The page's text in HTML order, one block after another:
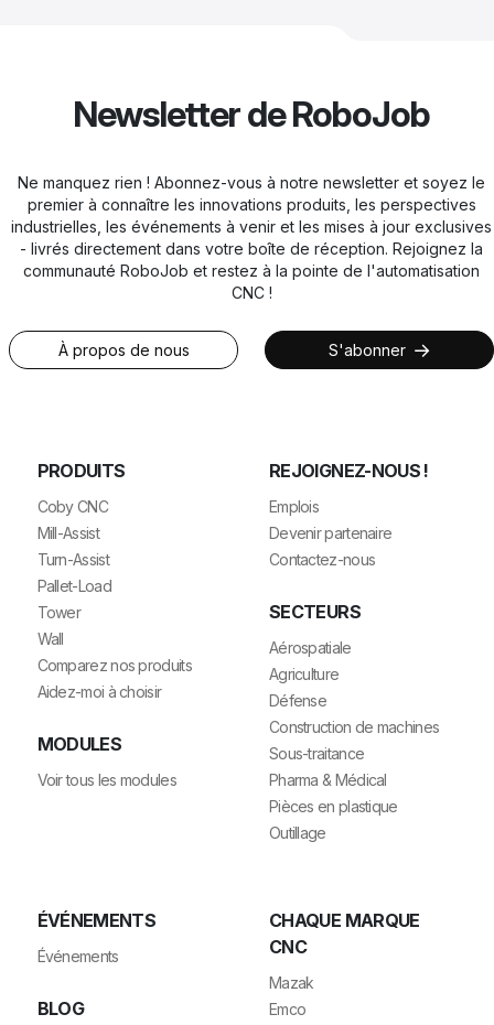
Newsletter de RoboJob
Ne manquez rien ! Abonnez-vous à notre newsletter et soyez le
premier à connaître les innovations produits, les perspectives
industrielles, les événements à venir et les mises à jour exclusives
- livrés directement dans votre boîte de réception. Rejoignez la
communauté RoboJob et restez à la pointe de l'automatisation
CNC !
À propos de nous S'abonner
PRODUITS
Coby CNC
Mill-Assist
Turn-Assist
Pallet-Load
Tower
Wall
Comparez nos produits
Aidez-moi à choisir
MODULES
Voir tous les modules
REJOIGNEZ-NOUS !
Emplois
Devenir partenaire
Contactez-nous
SECTEURS
Aérospatiale
Agriculture
Défense
Construction de machines
Sous-traitance
Pharma & Médical
Pièces en plastique
Outillage
ÉVÉNEMENTS
Événements
BLOG
CHAQUE MARQUE
CNC
Mazak
Emco